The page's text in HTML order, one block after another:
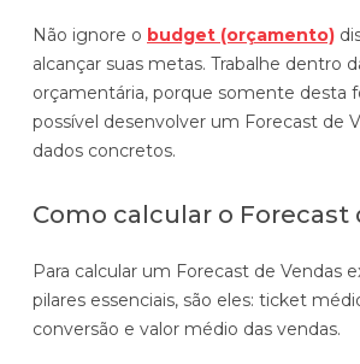
Não ignore o budget (orçamento)
alcançar suas metas. Trabalhe dentro
orçamentária, porque somente desta
possível desenvolver um Forecast de
dados concretos.
Como calcular o Forecast
Para calcular um Forecast de Vendas
pilares essenciais, são eles: ticket
conversão e valor médio das vendas.